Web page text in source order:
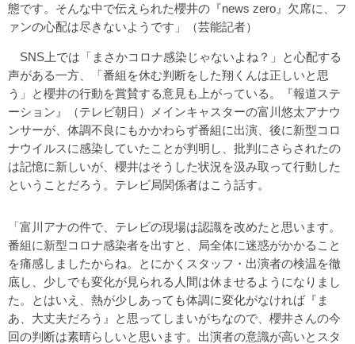
態です。そんな中で伝えられた櫻井の『news zero』欠席に、フ
ァンの心配は尽きないようです」（芸能記者）
SNS上では「まさかコロナ感染じゃないよね？」と心配する
声がある一方、「番組を休む判断をした翔くんは正しいと思
う」と櫻井の行動を賞賛する意見も上がっている。『報道ステ
ーション』（テレビ朝日）メインキャスターの富川悠太アナウ
ンサーが、体調不良にもかかわらず番組に出演、後に新型コロ
ナウイルスに感染していたことが判明し、批判にさらされたの
は記憶に新しいが、櫻井はそうした状況を汲み取って行動した
ということだろう。テレビ局関係者はこう話す。
「富川アナの件で、テレビの現場は認識を改めたと思います。
番組に新型コロナ感染者を出すと、局全体に迷惑がかかること
を痛感しましたからね。とにかくスタッフ・出演者の検温を徹
底し、少しでも変化が見られる人間は休ませるようになりまし
た。とはいえ、熱が少しあっても体調に変化がなければ『ま
あ、大丈夫だろう』と思ってしまいがちなので、櫻井さんの今
回の判断は素晴らしいと思います。出演者の意識が高いとスタ